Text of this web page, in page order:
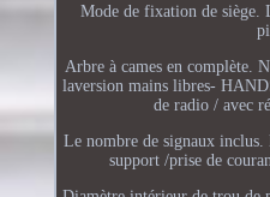
Mode de fixation de siège.
Arbre à cames en complète.
laversion mains libres-
de radio / avec
Le nombre de signaux inclus.
support /prise de